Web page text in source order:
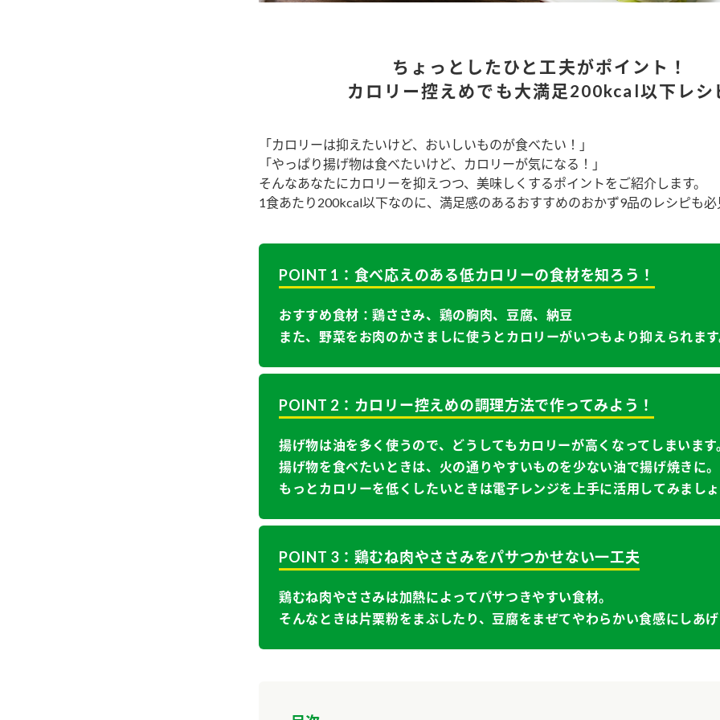
お酢を知ろう！ すしラボ
ちょっとしたひと工夫がポイント！
カロリー控えめでも大満足200kcal以下レシ
「カロリーは抑えたいけど、おいしいものが食べたい！」
「やっぱり揚げ物は食べたいけど、カロリーが気になる！」
そんなあなたにカロリーを抑えつつ、美味しくするポイントをご紹介します。
1食あたり200kcal以下なのに、満足感のあるおすすめのおかず9品のレシピも必
POINT 1：食べ応えのある低カロリーの食材を知ろう！
おすすめ食材：鶏ささみ、鶏の胸肉、豆腐、納豆
また、野菜をお肉のかさましに使うとカロリーがいつもより抑えられます
POINT 2：カロリー控えめの調理方法で作ってみよう！
揚げ物は油を多く使うので、どうしてもカロリーが高くなってしまいます
揚げ物を食べたいときは、火の通りやすいものを少ない油で揚げ焼きに。
もっとカロリーを低くしたいときは電子レンジを上手に活用してみましょ
POINT 3：鶏むね肉やささみをパサつかせない一工夫
鶏むね肉やささみは加熱によってパサつきやすい食材。
そんなときは片栗粉をまぶしたり、豆腐をまぜてやわらかい食感にしあげ